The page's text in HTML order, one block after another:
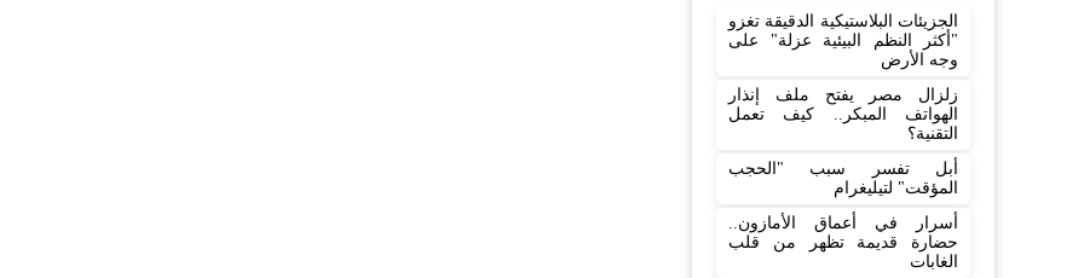
الجزيئات البلاستيكية الدقيقة تغزو
"أكثر النظم البيئية عزلة" على
وجه الأرض
زلزال مصر يفتح ملف إنذار
الهواتف المبكر.. كيف تعمل
التقنية؟
أبل تفسر سبب "الحجب
المؤقت" لتيليغرام
أسرار في أعماق الأمازون..
حضارة قديمة تظهر من قلب
الغابات